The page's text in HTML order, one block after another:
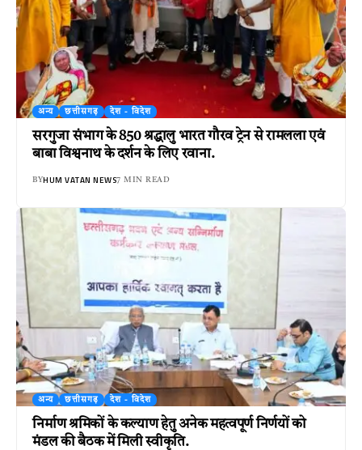
अन्य छत्तीसगढ़ देश - विदेश
सरगुजा संभाग के 850 श्रद्धालु भारत गौरव ट्रेन से रामलला एवं
बाबा विश्वनाथ के दर्शन के लिए रवाना.
BYHUM VATAN NEWS7 MIN READ
अन्य छत्तीसगढ़ देश - विदेश
निर्माण श्रमिकों के कल्याण हेतु अनेक महत्वपूर्ण निर्णयों को
मंडल की बैठक में मिली स्वीकृति.